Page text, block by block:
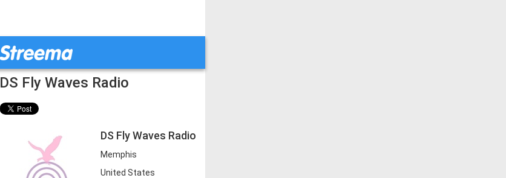
DS Fly Waves Radio
DS Fly Waves Radio
Memphis
United States